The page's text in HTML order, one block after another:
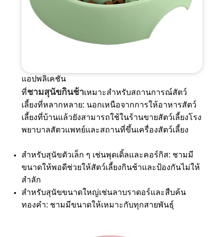
แอปพลิเคชัน
ที่ชามสุนัขกินช้าเหมาะสำหรับสถานการณ์สัตว์
เลี้ยงที่หลากหลาย: นอกเหนือจากการให้อาหารสัตว์
เลี้ยงที่บ้านแล้วยังสามารถใช้ในร้านขายสัตว์เลี้ยงโรง
พยาบาลสัตวแพทย์และสถานที่ขึ้นเครื่องสัตว์เลี้ยง
สำหรับสุนัขตัวเล็ก ๆ เช่นพุดเดิ้ลและคอร์กิส: ชามมี
ขนาดให้พอดีช่วยให้สัตว์เลี้ยงกินช้าและป้องกันไม่ให้
สำลัก
สำหรับสุนัขขนาดใหญ่เช่นลาบราดอร์และสืบค้น
ทองคำ: ชามมีขนาดให้เหมาะกับทุกสายพันธุ์